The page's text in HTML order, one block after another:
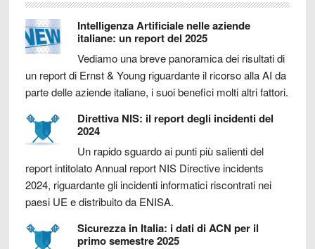
Intelligenza Artificiale nelle aziende
italiane: un report del 2025
Vediamo una breve panoramica dei risultati di
un report di Ernst & Young riguardante il ricorso alla AI da
parte delle aziende italiane, i suoi benefici molti altri fattori.
Direttiva NIS: il report degli incidenti del
2024
Un rapido sguardo ai punti più salienti del
report intitolato Annual report NIS Directive incidents
2024, riguardante gli incidenti informatici riscontrati nei
paesi UE e distribuito da ENISA.
Sicurezza in Italia: i dati di ACN per il
primo semestre 2025